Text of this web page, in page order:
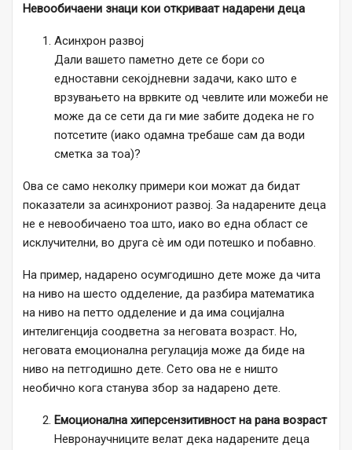
Невообичаени знаци кои откриваат надарени деца
Асинхрон развој
Дали вашето паметно дете се бори со
едноставни секојдневни задачи, како што е
врзувањето на врвките од чевлите или можеби не
може да се сети да ги мие забите додека не го
потсетите (иако одамна требаше сам да води
сметка за тоа)?
Ова се само неколку примери кои можат да бидат
показатели за асинхрониот развој. За надарените деца
не е невообичаено тоа што, иако во една област се
исклучителни, во друга сè им оди потешко и побавно.
На пример, надарено осумгодишно дете може да чита
на ниво на шесто одделение, да разбира математика
на ниво на петто одделение и да има социјална
интелигенција соодветна за неговата возраст. Но,
неговата емоционална регулација може да биде на
ниво на петгодишно дете. Сето ова не е ништо
необично кога станува збор за надарено дете.
Емоционална хиперсензитивност на рана возраст
Невронаучниците велат дека надарените деца